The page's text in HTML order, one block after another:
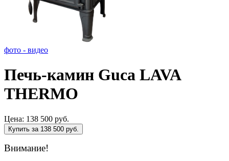
фото - видео
Печь-камин Guca LAVA
THERMO
Цена: 138 500 руб.
Купить за 138 500 руб.
Внимание!